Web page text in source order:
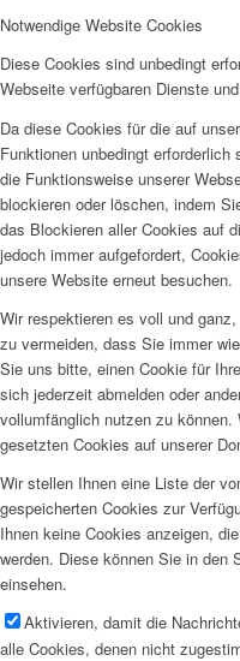
Notwendige Website Cookies
Diese Cookies sind unbedingt
Webseite verfügbaren Dienste
Da diese Cookies für die auf
Funktionen unbedingt
die Funktionsweise unserer
blockieren oder löschen, indem
das Blockieren aller Cookies auf
jedoch immer aufgefordert,
unsere Website erneut besuchen.
Wir respektieren es voll und
zu vermeiden, dass Sie immer
Sie uns bitte, einen Cookie für
sich jederzeit abmelden oder
vollumfänglich nutzen zu
gesetzten Cookies auf unserer
Wir stellen Ihnen eine Liste der
gespeicherten Cookies zur
Ihnen keine Cookies anzeigen,
werden. Diese können Sie in den
einsehen.
Aktivieren, damit die
alle Cookies, denen nicht